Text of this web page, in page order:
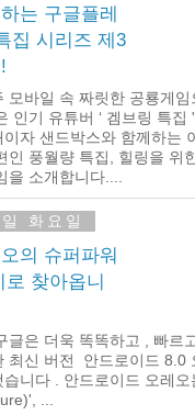
는 구글플레
집 시리즈 제3
모바일 속 짜릿한 공룡게
인기 유튜버 ‘ 겜브링 특집
이자 샌드박스와 함께하는
인 풍월량 특집, 힐링을 위
을 소개합니다....
화요일
의 슈퍼파워
찾아옵니
글은 더욱 똑똑하고 , 빠르
최신 버전 안드로이드 8.0
습니다 . 안드로이드 오레오
...